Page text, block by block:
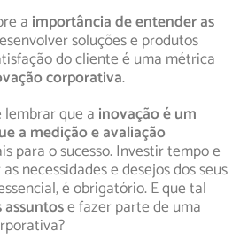
a importância de entender as
soluções e produtos
do cliente é uma métrica
corporativa.
que a inovação é um
a medição e avaliação
para o sucesso. Investir tempo e
necessidades e desejos dos seus
é obrigatório. E que tal
assuntose fazer parte de uma